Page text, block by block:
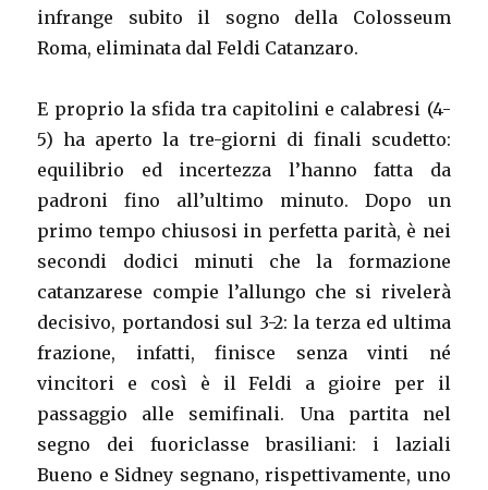
infrange subito il sogno della Colosseum
Roma, eliminata dal Feldi Catanzaro.
E proprio la sfida tra capitolini e calabresi (4-
5) ha aperto la tre-giorni di finali scudetto:
equilibrio ed incertezza l’hanno fatta da
padroni fino all’ultimo minuto. Dopo un
primo tempo chiusosi in perfetta parità, è nei
secondi dodici minuti che la formazione
catanzarese compie l’allungo che si rivelerà
decisivo, portandosi sul 3-2: la terza ed ultima
frazione, infatti, finisce senza vinti né
vincitori e così è il Feldi a gioire per il
passaggio alle semifinali. Una partita nel
segno dei fuoriclasse brasiliani: i laziali
Bueno e Sidney segnano, rispettivamente, uno